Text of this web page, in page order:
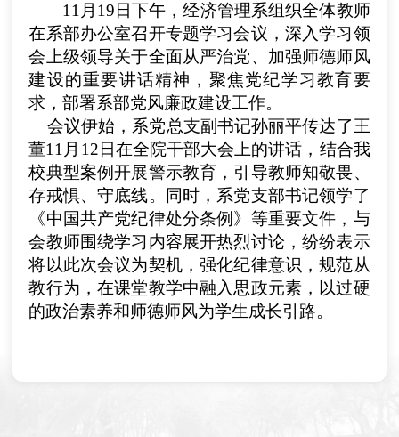
11月19日下午，经济管理系组织全体教师
在系部办公室召开专题学习会议，深入学习领
会上级领导关于全面从严治党、加强师德师风
建设的重要讲话精神，聚焦党纪学习教育要
求，部署系部党风廉政建设工作。
会议伊始， 系党总支副书记孙丽平传达了王
董11月12日在全院干部大会上的讲话 ，结合我
校典型案例开展警示教育，引导教师知敬畏、
存戒惧、守底线。
同时 ，系党支部书记领学了
《中国共产党纪律处分条例》等重要文件，与
会教师围绕学习内容展开热烈讨论，纷纷表示
将以此次会议为契机，强化纪律意识，规范从
教行为，在课堂教学中融入思政元素，以过硬
的政治素养和师德师风为学生成长引路。